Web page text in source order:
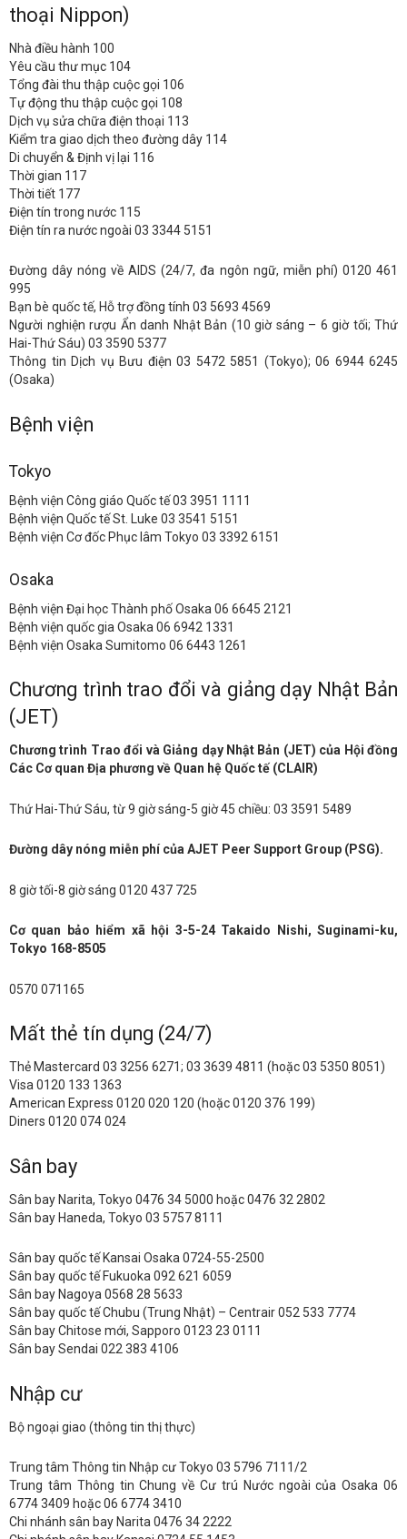
thoại Nippon)
Nhà điều hành 100
Yêu cầu thư mục 104
Tổng đài thu thập cuộc gọi 106
Tự động thu thập cuộc gọi 108
Dịch vụ sửa chữa điện thoại 113
Kiểm tra giao dịch theo đường dây 114
Di chuyển & Định vị lại 116
Thời gian 117
Thời tiết 177
Điện tín trong nước 115
Điện tín ra nước ngoài 03 3344 5151
Đường dây nóng về AIDS (24/7, đa ngôn ngữ, miễn phí) 0120 461
995
Bạn bè quốc tế, Hỗ trợ đồng tính 03 5693 4569
Người nghiện rượu Ẩn danh Nhật Bản (10 giờ sáng – 6 giờ tối; Thứ
Hai-Thứ Sáu) 03 3590 5377
Thông tin Dịch vụ Bưu điện 03 5472 5851 (Tokyo); 06 6944 6245
(Osaka)
Bệnh viện
Tokyo
Bệnh viện Công giáo Quốc tế 03 3951 1111
Bệnh viện Quốc tế St. Luke 03 3541 5151
Bệnh viện Cơ đốc Phục lâm Tokyo 03 3392 6151
Osaka
Bệnh viện Đại học Thành phố Osaka 06 6645 2121
Bệnh viện quốc gia Osaka 06 6942 1331
Bệnh viện Osaka Sumitomo 06 6443 1261
Chương trình trao đổi và giảng dạy Nhật Bản
(JET)
Chương trình Trao đổi và Giảng dạy Nhật Bản (JET) của Hội đồng
Các Cơ quan Địa phương về Quan hệ Quốc tế (CLAIR)
Thứ Hai-Thứ Sáu, từ 9 giờ sáng-5 giờ 45 chiều: 03 3591 5489
Đường dây nóng miễn phí của AJET Peer Support Group (PSG).
8 giờ tối-8 giờ sáng 0120 437 725
Cơ quan bảo hiểm xã hội 3-5-24 Takaido Nishi, Suginami-ku,
Tokyo 168-8505
0570 071165
Mất thẻ tín dụng (24/7)
Thẻ Mastercard 03 3256 6271; 03 3639 4811 (hoặc 03 5350 8051)
Visa 0120 133 1363
American Express 0120 020 120 (hoặc 0120 376 199)
Diners 0120 074 024
Sân bay
Sân bay Narita, Tokyo 0476 34 5000 hoặc 0476 32 2802
Sân bay Haneda, Tokyo 03 5757 8111
Sân bay quốc tế Kansai Osaka 0724-55-2500
Sân bay quốc tế Fukuoka 092 621 6059
Sân bay Nagoya 0568 28 5633
Sân bay quốc tế Chubu (Trung Nhật) – Centrair 052 533 7774
Sân bay Chitose mới, Sapporo 0123 23 0111
Sân bay Sendai 022 383 4106
Nhập cư
Bộ ngoại giao (thông tin thị thực)
Trung tâm Thông tin Nhập cư Tokyo 03 5796 7111/2
Trung tâm Thông tin Chung về Cư trú Nước ngoài của Osaka 06
6774 3409 hoặc 06 6774 3410
Chi nhánh sân bay Narita 0476 34 2222